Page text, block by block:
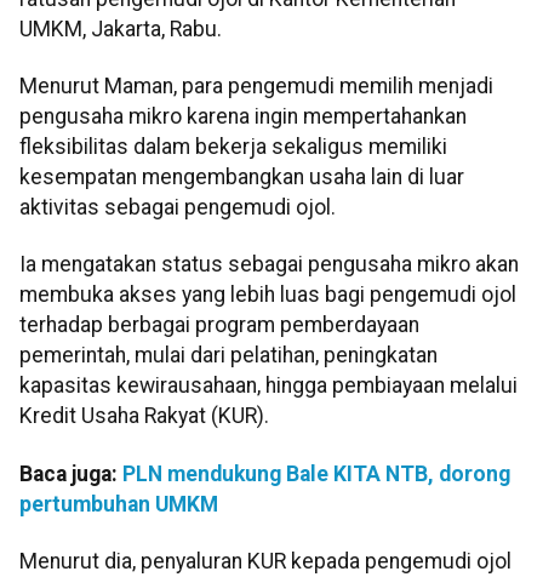
UMKM, Jakarta, Rabu.
Menurut Maman, para pengemudi memilih menjadi
pengusaha mikro karena ingin mempertahankan
fleksibilitas dalam bekerja sekaligus memiliki
kesempatan mengembangkan usaha lain di luar
aktivitas sebagai pengemudi ojol.
Ia mengatakan status sebagai pengusaha mikro akan
membuka akses yang lebih luas bagi pengemudi ojol
terhadap berbagai program pemberdayaan
pemerintah, mulai dari pelatihan, peningkatan
kapasitas kewirausahaan, hingga pembiayaan melalui
Kredit Usaha Rakyat (KUR).
Baca juga: PLN mendukung Bale KITA NTB, dorong
pertumbuhan UMKM
Menurut dia, penyaluran KUR kepada pengemudi ojol